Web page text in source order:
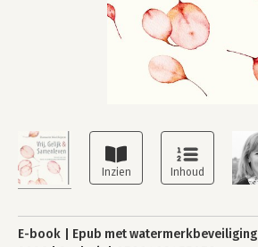
E-book Epub met watermerkbeveiliging